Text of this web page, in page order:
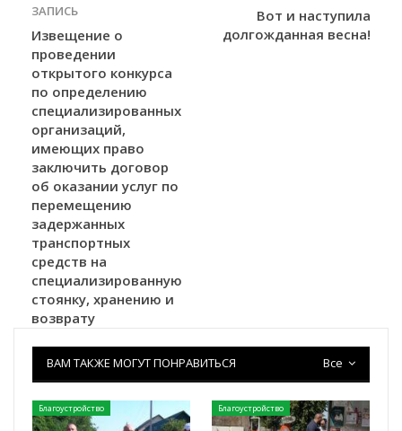
ЗАПИСЬ
Извещение о
проведении
открытого конкурса
по определению
специализированных
организаций,
имеющих право
заключить договор
об оказании услуг по
перемещению
задержанных
транспортных
средств на
специализированную
стоянку, хранению и
возврату
Вот и наступила
долгожданная весна!
Все
ВАМ ТАКЖЕ МОГУТ ПОНРАВИТЬСЯ
Благоустройство Благоустройство